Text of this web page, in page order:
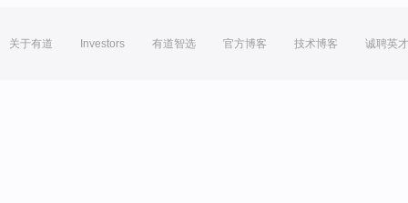
关于有道 Investors 有道智选 官方博客 技术博客 诚聘英才